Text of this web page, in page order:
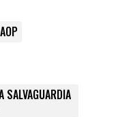
SALVAGUARDIA